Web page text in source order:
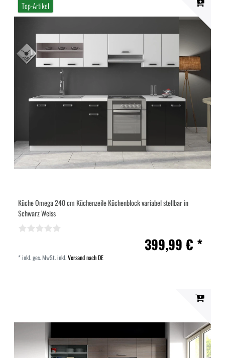
Top-Artikel
Küche Omega 240 cm Küchenzeile Küchenblock variabel stellbar in
Schwarz Weiss
399,99 € *
*inkl. ges. MwSt.inkl.Versand nach DE